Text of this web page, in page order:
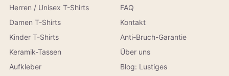
Herren / Unisex T-Shirts
Damen T-Shirts
Kinder T-Shirts
Keramik-Tassen
Aufkleber
FAQ
Kontakt
Anti-Bruch-Garantie
Über uns
Blog: Lustiges